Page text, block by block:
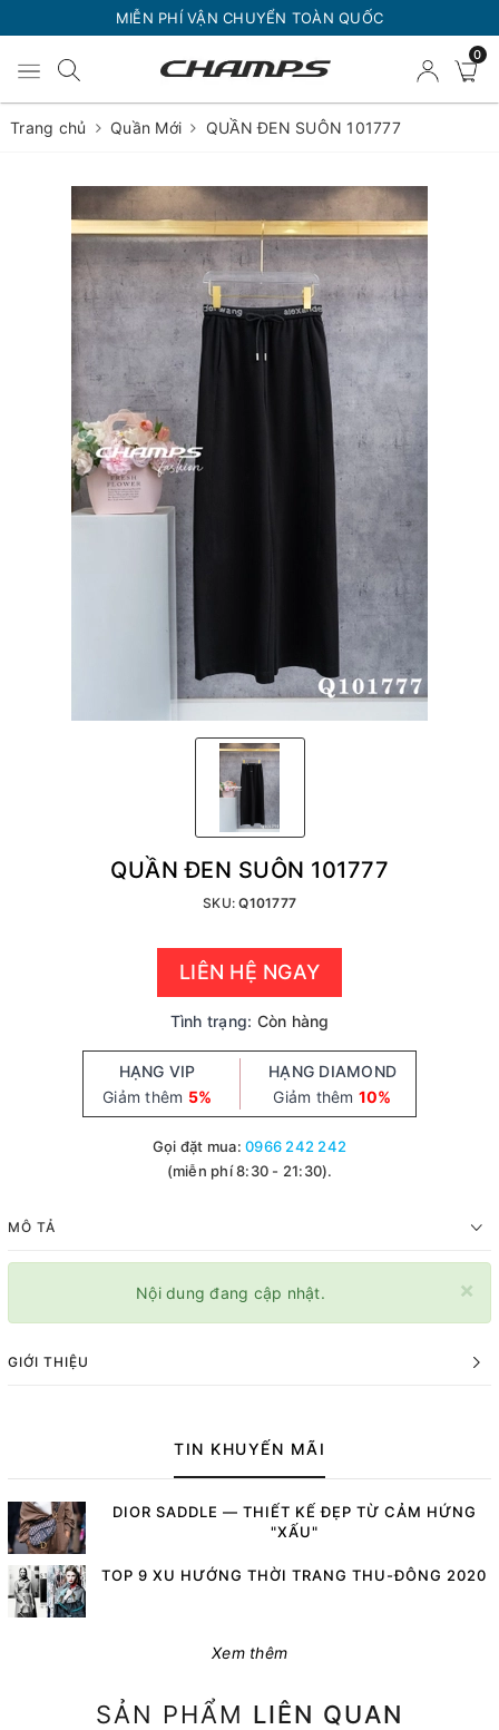
MIỄN PHÍ VẬN CHUYỂN TOÀN QUỐC
0
Trang chủ Quần Mới QUẦN ĐEN SUÔN 101777
QUẦN ĐEN SUÔN 101777
SKU:Q101777
LIÊN HỆ NGAY
Tình trạng: Còn hàng
HẠNG VIP
Giảm thêm 5%
HẠNG DIAMOND
Giảm thêm 10%
Gọi đặt mua:0966 242 242
(miễn phí 8:30 - 21:30).
MÔ TẢ
×
Nội dung đang cập nhật.
GIỚI THIỆU
TIN KHUYẾN MÃI
DIOR SADDLE — THIẾT KẾ ĐẸP TỪ CẢM HỨNG
"XẤU"
TOP 9 XU HƯỚNG THỜI TRANG THU-ĐÔNG 2020
Xem thêm
SẢN PHẨM LIÊN QUAN